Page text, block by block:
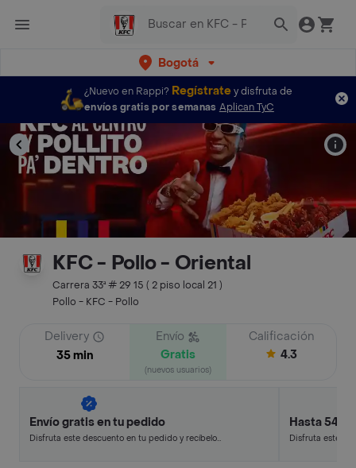
Bogotá
¿Nuevo en Rappi? Regístratey disfruta de
envíos gratis por semanas Aplican TyC
KFC - Pollo - Oriental
Carrera 33ª # 29 15 ( 2 piso local 21 )
Pollo - KFC - Pollo
Delivery
35 min
Envío
Gratis
(nuevos usuarios)
Calificación
4.3
Envío gratis en tu pedido
Disfruta este descuento en tu pedido y recíbelo
Hasta 54%
Disfruta este